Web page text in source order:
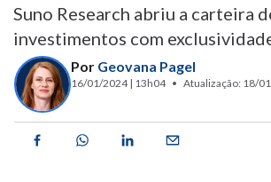
Suno Research abriu a carteira
investimentos com
Por Geovana Pagel
16/01/2024 | 13h04 Atualização: 18/